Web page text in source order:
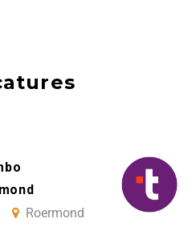
Roermond